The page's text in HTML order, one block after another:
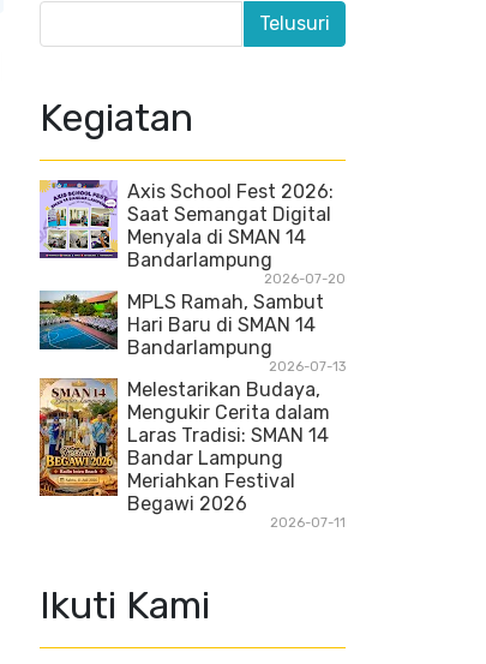
Kegiatan
Axis School Fest 2026:
Saat Semangat Digital
Menyala di SMAN 14
Bandarlampung
2026-07-20
MPLS Ramah, Sambut
Hari Baru di SMAN 14
Bandarlampung
2026-07-13
Melestarikan Budaya,
Mengukir Cerita dalam
Laras Tradisi: SMAN 14
Bandar Lampung
Meriahkan Festival
Begawi 2026
2026-07-11
Ikuti Kami